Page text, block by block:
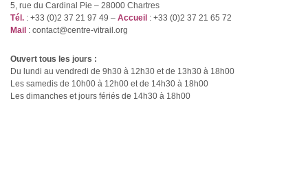
Fonds documentaire
Multimédia
Recherche
5, rue du Cardinal Pie – 28000 Chartres
Tél. : +33 (0)2 37 21 97 49 – Accueil : +33 (0)2 37 21 65 72
Mail : contact@centre-vitrail.org
Ouvert tous les jours :
Du lundi au vendredi de 9h30 à 12h30 et de 13h30 à 18h00
Les samedis de 10h00 à 12h00 et de 14h30 à 18h00
Les dimanches et jours fériés de 14h30 à 18h00